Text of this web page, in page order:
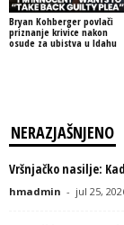
Bryan Kohberger povlači
priznanje krivice nakon
osude za ubistva u Idahu
NERAZJAŠNJENO
Vršnjačko nasilje:
hmadmin - jul 25,